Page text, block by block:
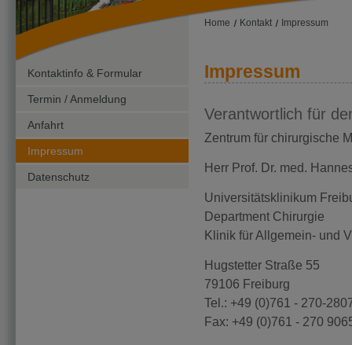
Home Kontakt Impressum
Kontaktinfo & Formular
Termin / Anmeldung
Anfahrt
Impressum
Datenschutz
Impressum
Verantwortlich für
Zentrum für chirurgische
Herr Prof. Dr. med.
Universitätsklinikum
Department Chirurgie
Klinik für Allgemein- und
Hugstetter Straße 55
79106 Freiburg
Tel.: +49 (0)761 - 270-
Fax: +49 (0)761 - 270